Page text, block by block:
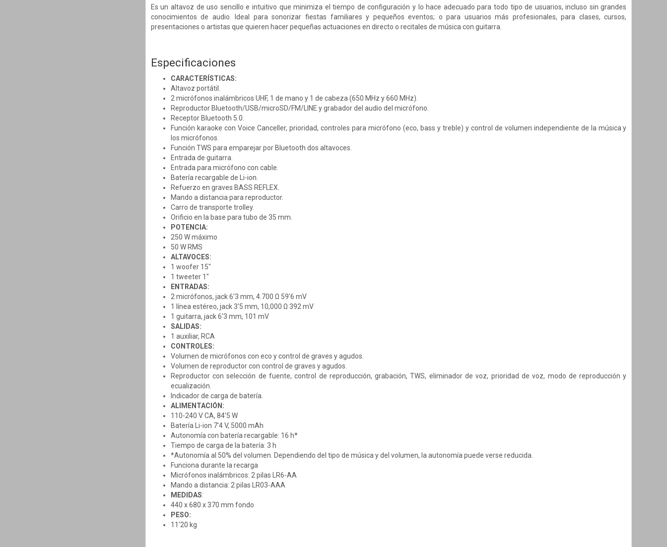
Es un altavoz de uso sencillo e intuitivo que minimiza el tiempo de configuración y lo hace adecuado para todo tipo de usuarios, incluso sin grandes
conocimientos de audio. Ideal para sonorizar fiestas familiares y pequeños eventos; o para usuarios más profesionales, para clases, cursos,
presentaciones o artistas que quieren hacer pequeñas actuaciones en directo o recitales de música con guitarra.
Especificaciones
CARACTERÍSTICAS:
Altavoz portátil.
2 micrófonos inalámbricos UHF, 1 de mano y 1 de cabeza (650 MHz y 660 MHz).
Reproductor Bluetooth/USB/microSD/FM/LINE y grabador del audio del micrófono.
Receptor Bluetooth 5.0.
Función karaoke con Voice Canceller, prioridad, controles para micrófono (eco, bass y treble) y control de volumen independiente de la música y
los micrófonos.
Función TWS para emparejar por Bluetooth dos altavoces.
Entrada de guitarra.
Entrada para micrófono con cable.
Batería recargable de Li-ion.
Refuerzo en graves BASS REFLEX.
Mando a distancia para reproductor.
Carro de transporte trolley.
Orificio en la base para tubo de 35 mm.
POTENCIA:
250 W máximo
50 W RMS
ALTAVOCES:
1 woofer 15"
1 tweeter 1"
ENTRADAS:
2 micrófonos, jack 6'3 mm, 4.700 Ω 59'6 mV
1 línea estéreo, jack 3'5 mm, 10,000 Ω 392 mV
1 guitarra, jack 6'3 mm, 101 mV
SALIDAS:
1 auxiliar, RCA
CONTROLES:
Volumen de micrófonos con eco y control de graves y agudos.
Volumen de reproductor con control de graves y agudos.
Reproductor con selección de fuente, control de reproducción, grabación, TWS, eliminador de voz, prioridad de voz, modo de reproducción y
ecualización.
Indicador de carga de batería.
ALIMENTACIÓN:
110-240 V CA, 84'5 W
Batería Li-ion 7'4 V, 5000 mAh
Autonomía con batería recargable: 16 h*
Tiempo de carga de la batería: 3 h
*Autonomía al 50% del volumen. Dependiendo del tipo de música y del volumen, la autonomía puede verse reducida.
Funciona durante la recarga
Micrófonos inalámbricos: 2 pilas LR6-AA
Mando a distancia: 2 pilas LR03-AAA
MEDIDAS:
440 x 680 x 370 mm fondo
PESO:
11'20 kg